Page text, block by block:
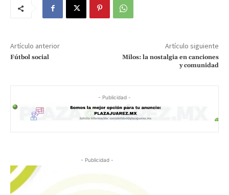
Artículo anterior
Fútbol social
Artículo siguiente
Milos: la nostalgia en canciones
y comunidad
- Publicidad -
- Publicidad -